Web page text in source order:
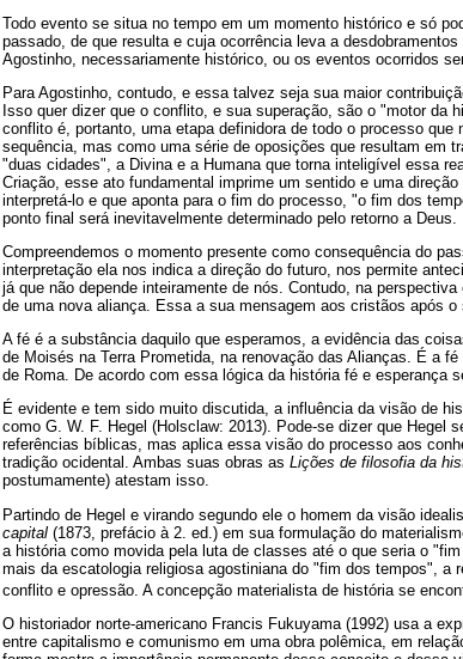
Todo evento se situa no tempo em um momento histórico e só
passado, de que resulta e cuja ocorrência leva a
Agostinho, necessariamente histórico, ou os eventos ocorridos
Para Agostinho, contudo, e essa talvez seja sua maior
Isso quer dizer que o conflito, e sua superação, são o "motor da
conflito é, portanto, uma etapa definidora de todo o processo
sequência, mas como uma série de oposições que resultam em
"duas cidades", a Divina e a Humana que torna inteligível essa
Criação, esse ato fundamental imprime um sentido e uma
interpretá-lo e que aponta para o fim do processo, "o fim dos
ponto final será inevitavelmente determinado pelo retorno a Deus.
Compreendemos o momento presente como consequência do
interpretação ela nos indica a direção do futuro, nos permite
já que não depende inteiramente de nós. Contudo, na
de uma nova aliança. Essa a sua mensagem aos cristãos após o
A fé é a substância daquilo que esperamos, a evidência das
de Moisés na Terra Prometida, na renovação das Alianças. É a
de Roma. De acordo com essa lógica da história fé e esperança
É evidente e tem sido muito discutida, a influência da visão de
como G. W. F. Hegel (Holsclaw: 2013). Pode-se dizer que Hegel
referências bíblicas, mas aplica essa visão do processo aos
tradição ocidental. Ambas suas obras as Lições de filosofia da
postumamente) atestam isso.
Partindo de Hegel e virando segundo ele o homem da visão
capital (1873, prefácio à 2. ed.) em sua formulação do
a história como movida pela luta de classes até o que seria o
mais da escatologia religiosa agostiniana do "fim dos tempos",
conflito e opressão. A concepção materialista de história se
O historiador norte-americano Francis Fukuyama (1992) usa a
entre capitalismo e comunismo em uma obra polêmica, em